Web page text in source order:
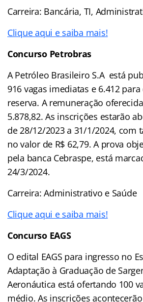
Carreira: Bancária, TI,
Clique aqui e saiba mais!
Concurso Petrobras
A Petróleo Brasileiro S.A está
916 vagas imediatas e 6.412
reserva. A remuneração
5.878,82. As inscrições estarão
de 28/12/2023 a 31/1/2024, com
no valor de R$ 62,79. A prova
pela banca Cebraspe, está
24/3/2024.
Carreira: Administrativo e Saúde
Clique aqui e saiba mais!
ConcursoEAGS
O edital EAGS para ingresso no
Adaptação à Graduação de
Aeronáutica está ofertando 100
médio. As inscrições